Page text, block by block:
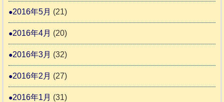
2016年5月 (21)
2016年4月 (20)
2016年3月 (32)
2016年2月 (27)
2016年1月 (31)